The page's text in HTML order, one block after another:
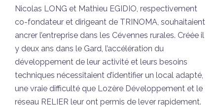
Nicolas LONG et Mathieu EGIDIO, respectivement
co-fondateur et dirigeant de TRINOMA, souhaitaient
ancrer l’entreprise dans les Cévennes rurales. Créée il
y deux ans dans le Gard, l’accélération du
développement de leur activité et leurs besoins
techniques nécessitaient d’identifier un local adapté,
une vraie difficulté que Lozère Développement et le
réseau RELIER leur ont permis de lever rapidement.